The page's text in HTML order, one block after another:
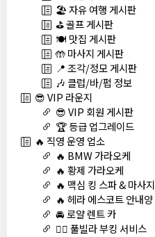
🏖️ 자유 여행 게시판
⛳ 골프 게시판
🍽️ 맛집 게시판
🤲 마사지 게시판
📍 조각/정모 게시판
🎶 클럽/바/펍 정보
😎 VIP 라운지
😎 VIP 회원 게시판
🏆 등급 업그레이드
🔥 직영 운영 업소
🔥 BMW 가라오케
🔥 황제 가라오케
🔥 맥심 킹 스파 & 마사지
🔥 헤라 에스코트 안내양
🚘 로얄 렌트 카
🏊‍♀️ 풀빌라 부킹 서비스